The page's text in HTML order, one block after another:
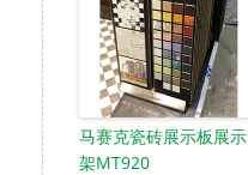
马赛克瓷砖展示板展示
架MT920